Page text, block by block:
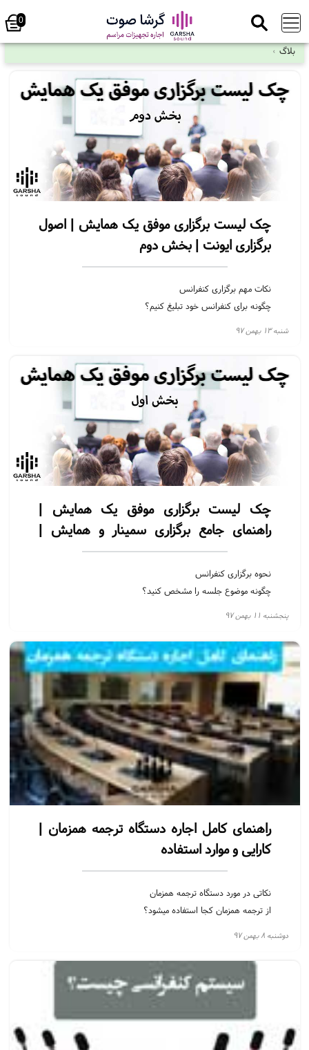
0
چک لیست برگزاری موفق یک همایش | اصول
برگزاری ایونت | بخش دوم
نکات مهم برگزاری کنفرانس
چگونه برای کنفرانس خود تبلیغ کنیم؟
پس از اتمام کنفرانس برای همه پیام تشکر ارسال کنید و نظرسنجی
شنبه ۱۳ بهمن ۹۷
چک لیست برگزاری موفق یک همایش |
راهنمای جامع برگزاری سمینار و همایش |
بخش اول
نحوه برگزاری کنفرانس
چگونه موضوع جلسه را مشخص کنید؟
محل برگزاری کنفرانس چه ویژگی هایی دارد؟
چه سخنران هایی برای کنفرانس و موضوع جلسه شما مناسب است؟
پنجشنبه ۱۱ بهمن ۹۷
راهنمای کامل اجاره دستگاه ترجمه همزمان |
کارایی و موارد استفاده
نکاتی در مورد دستگاه ترجمه همزمان
از ترجمه همزمان کجا استفاده میشود؟
تجهیزات سیستم IR آ«الوگ و دیجیتال
دوشنبه ۸ بهمن ۹۷